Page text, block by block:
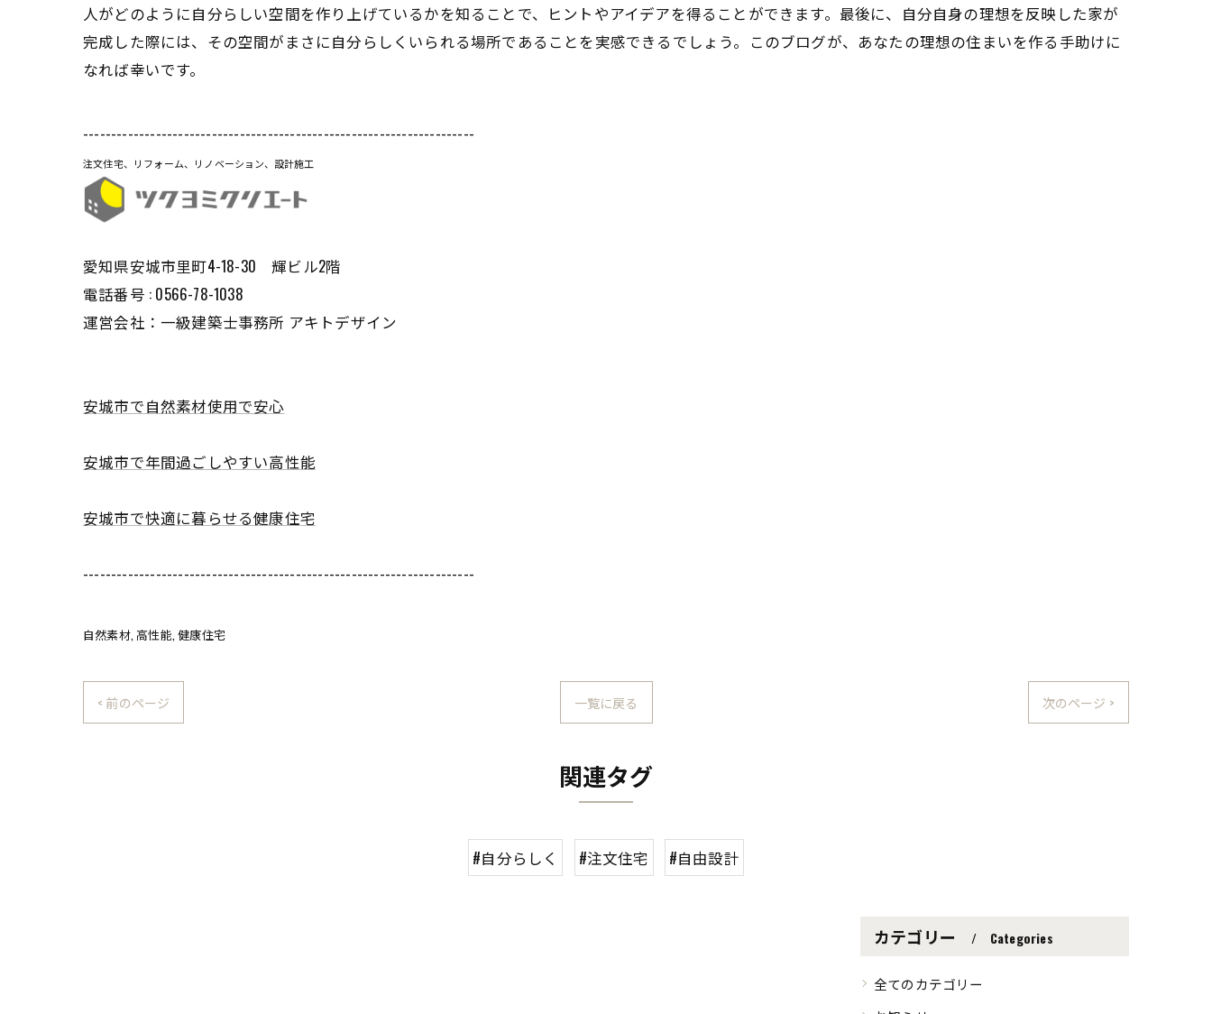
人がどのように自分らしい空間を作り上げているかを知ることで、ヒントやアイデアを得ることができます。最後に、自分自身の理想を反映した家が
完成した際には、その空間がまさに自分らしくいられる場所であることを実感できるでしょう。このブログが、あなたの理想の住まいを作る手助けに
なれば幸いです。
----------------------------------------------------------------------
注文住宅、リフォーム、リノベーション、設計施工
愛知県安城市里町4-18-30 輝ビル2階
電話番号 : 0566-78-1038
運営会社：一級建築士事務所 アキトデザイン
安城市で自然素材使用で安心
安城市で年間過ごしやすい高性能
安城市で快適に暮らせる健康住宅
----------------------------------------------------------------------
自然素材 高性能 健康住宅
< 前のページ 一覧に戻る 次のページ >
関連タグ
#自分らしく #注文住宅 #自由設計
カテゴリー Categories
全てのカテゴリー